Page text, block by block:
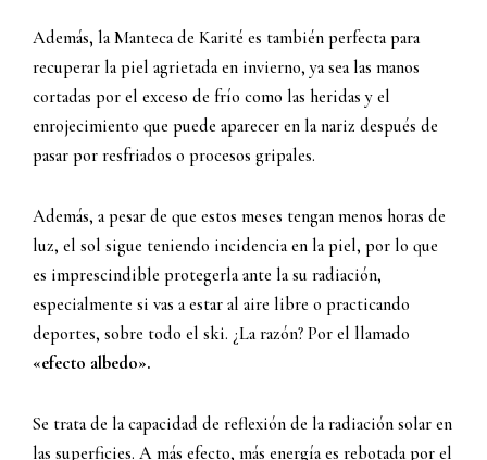
Además, la Manteca de Karité es también perfecta para
recuperar la piel agrietada en invierno, ya sea las manos
cortadas por el exceso de frío como las heridas y el
enrojecimiento que puede aparecer en la nariz después de
pasar por resfriados o procesos gripales.
Además, a pesar de que estos meses tengan menos horas de
luz, el sol sigue teniendo incidencia en la piel, por lo que
es imprescindible protegerla ante la su radiación,
especialmente si vas a estar al aire libre o practicando
deportes, sobre todo el ski. ¿La razón? Por el llamado
«efecto albedo».
Se trata de la capacidad de reflexión de la radiación solar en
las superficies. A más efecto, más energía es rebotada por el